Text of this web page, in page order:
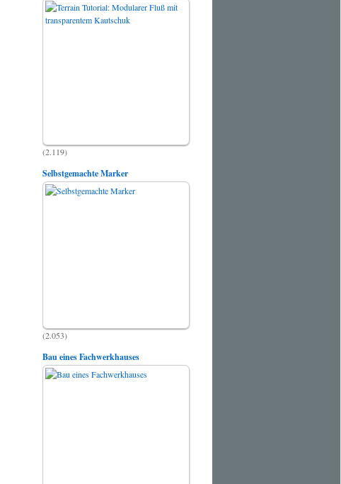
(2.119)
Selbstgemachte Marker
(2.053)
Bau eines Fachwerkhauses